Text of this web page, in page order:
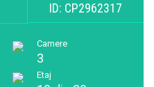
ID: CP2962317
Camere
3
Etaj